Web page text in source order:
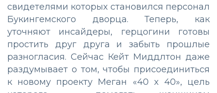
свидетелями которых становился персонал
Букингемского дворца. Теперь, как
уточняют инсайдеры, герцогини готовы
простить друг друга и забыть прошлые
разногласия. Сейчас Кейт Миддлтон даже
раздумывает о том, чтобы присоединиться
к новому проекту Меган «40 x 40», цель